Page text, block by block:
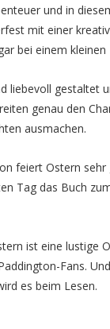
und in
mit einer
bei einem kleinen
liebevoll gestaltet
genau den
ausmachen.
feiert Ostern sehr
Tag das Buch
ist eine lustige
Fans.
es beim Lesen.